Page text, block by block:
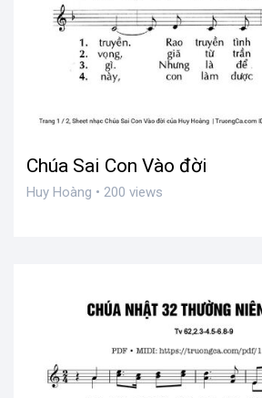
Chúa Sai Con Vào đời
Huy Hoàng • 200 views